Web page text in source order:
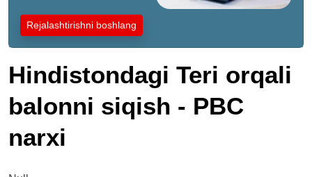
Rejalashtirishni boshlang
Hindistondagi Teri orqali
balonni siqish - PBC
narxi